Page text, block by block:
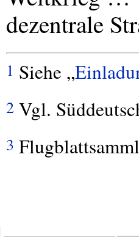
dezentrale
1 Siehe „
2 Vgl.
3